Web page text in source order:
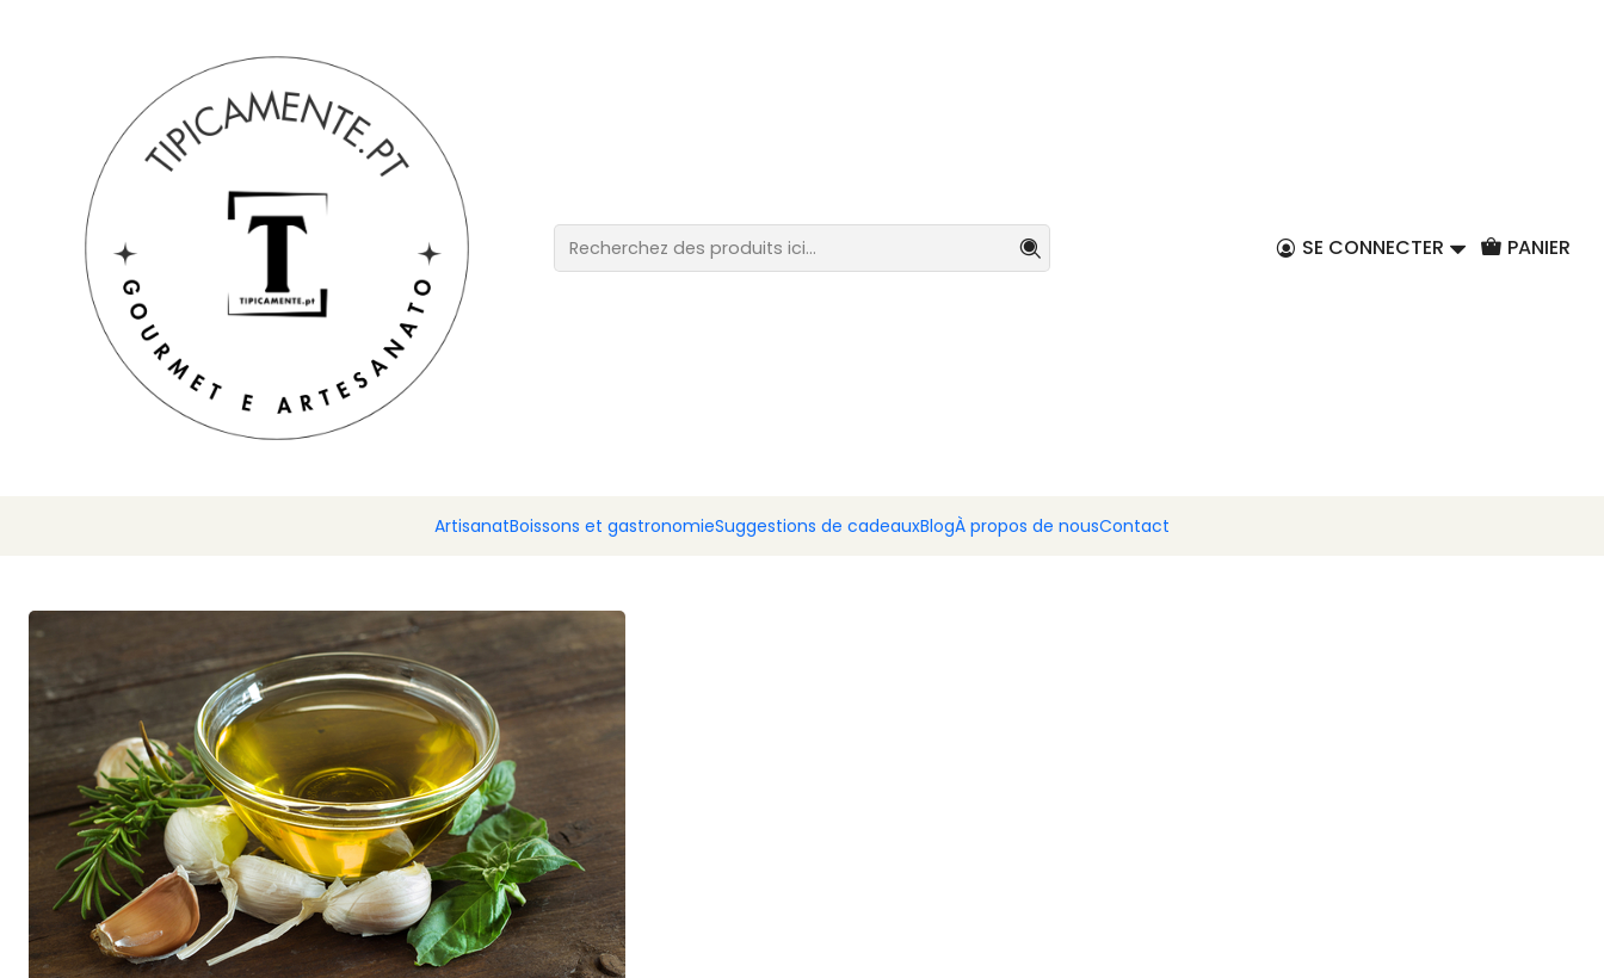
SE CONNECTER PANIER
ArtisanatBoissons et gastronomieSuggestions de cadeauxBlogÀ propos de nousContact
L'huile d'olive, la graisse saine
L'huile d'olive, la graisse saine
Le dicton populaire dit que manger sans huile d’olive, c’est manger trop peu.
une (délicieuse) figure de proue.
Cependant, malgré toute la tradition gastronomique, quand on parle d’
consommée parce qu’elle est grasse ! »